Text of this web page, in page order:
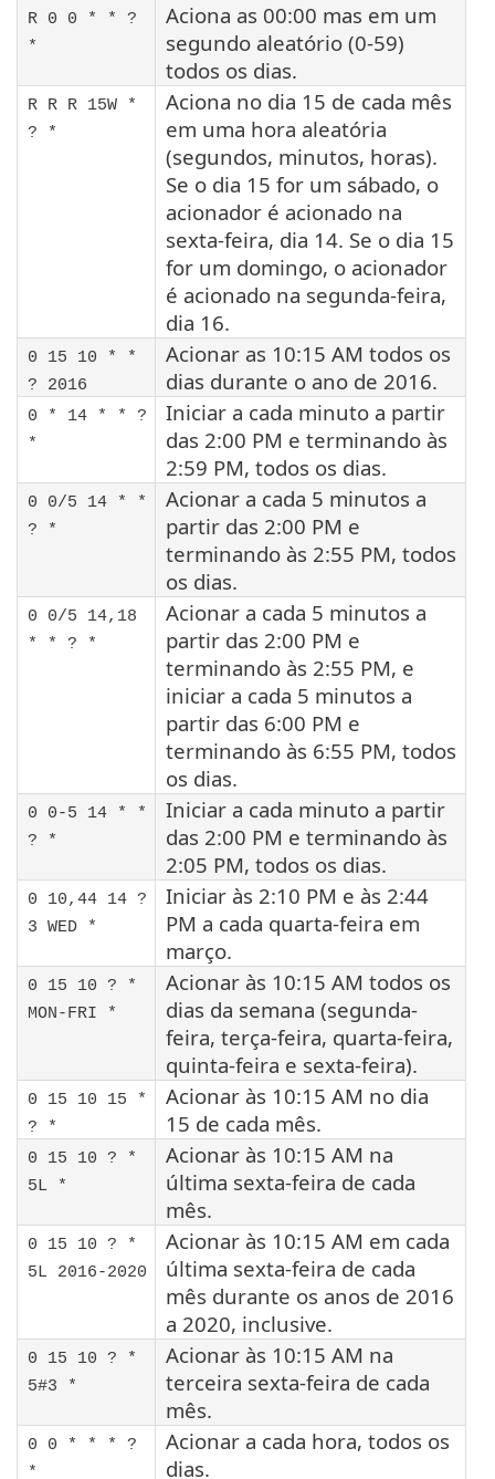
R 0 0 * * ?
*
Aciona as 00:00 mas em um
segundo aleatório (0-59)
todos os dias.
R R R 15W *
? *
Aciona no dia 15 de cada mês
em uma hora aleatória
(segundos, minutos, horas).
Se o dia 15 for um sábado, o
acionador é acionado na
sexta-feira, dia 14. Se o dia 15
for um domingo, o acionador
é acionado na segunda-feira,
dia 16.
0 15 10 * *
? 2016
Acionar as 10:15 AM todos os
dias durante o ano de 2016.
0 * 14 * * ?
*
Iniciar a cada minuto a partir
das 2:00 PM e terminando às
2:59 PM, todos os dias.
0 0/5 14 * *
? *
Acionar a cada 5 minutos a
partir das 2:00 PM e
terminando às 2:55 PM, todos
os dias.
0 0/5 14,18
* * ? *
Acionar a cada 5 minutos a
partir das 2:00 PM e
terminando às 2:55 PM, e
iniciar a cada 5 minutos a
partir das 6:00 PM e
terminando às 6:55 PM, todos
os dias.
0 0-5 14 * *
? *
Iniciar a cada minuto a partir
das 2:00 PM e terminando às
2:05 PM, todos os dias.
0 10,44 14 ?
3 WED *
Iniciar às 2:10 PM e às 2:44
PM a cada quarta-feira em
março.
0 15 10 ? *
MON-FRI *
Acionar às 10:15 AM todos os
dias da semana (segunda-
feira, terça-feira, quarta-feira,
quinta-feira e sexta-feira).
0 15 10 15 *
? *
Acionar às 10:15 AM no dia
15 de cada mês.
0 15 10 ? *
5L *
Acionar às 10:15 AM na
última sexta-feira de cada
mês.
0 15 10 ? *
5L 2016-2020
Acionar às 10:15 AM em cada
última sexta-feira de cada
mês durante os anos de 2016
a 2020, inclusive.
0 15 10 ? *
5#3 *
Acionar às 10:15 AM na
terceira sexta-feira de cada
mês.
0 0 * * * ?
*
Acionar a cada hora, todos os
dias.